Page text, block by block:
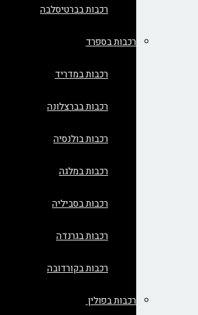
רכבות בברטיסלבה
רכבות בספרד
רכבות במדריד
רכבות בברצלונה
רכבות בולנסיה
רכבות במלגה
רכבות בסביליה
רכבות בגרנדה
רכבות בקורדובה
רכבות בפולין